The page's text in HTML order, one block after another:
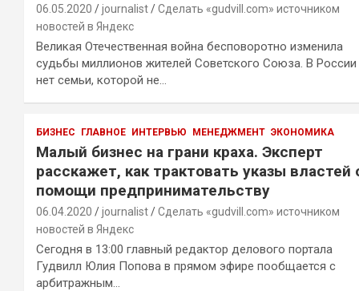
06.05.2020 journalist
Сделать «gudvill.com» источником
новостей в Яндекс
Великая Отечественная война бесповоротно изменила
судьбы миллионов жителей Советского Союза. В России
нет семьи, которой не…
БИЗНЕС ГЛАВНОЕ ИНТЕРВЬЮ МЕНЕДЖМЕНТ ЭКОНОМИКА
Малый бизнес на грани краха. Эксперт
расскажет, как трактовать указы властей
помощи предпринимательству
06.04.2020 journalist
Сделать «gudvill.com» источником
новостей в Яндекс
Сегодня в 13:00 главный редактор делового портала
Гудвилл Юлия Попова в прямом эфире пообщается с
арбитражным…